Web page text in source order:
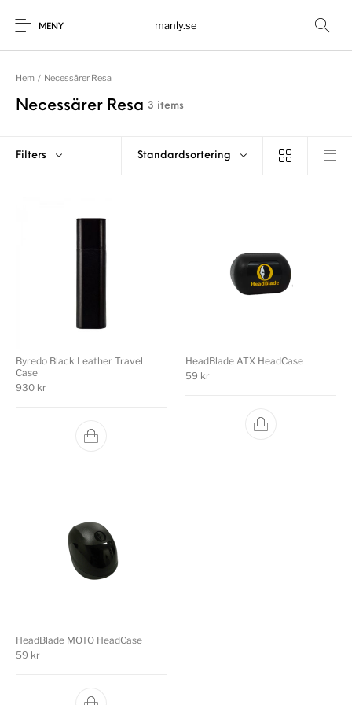
MENY manly.se
Hem / Necessärer Resa
Necessärer Resa 3 items
Filters Standardsortering
Byredo Black Leather Travel
Case
930 kr
HeadBlade ATX HeadCase
59 kr
HeadBlade MOTO HeadCase
59 kr